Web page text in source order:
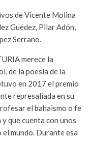
de Vicente Molina
Guédez, Pilar Adón,
Serrano.
merece la
de la poesía de la
en 2017 el premio
represaliada en su
el bahaismo o fe
que cuenta con unos
mundo. Durante esa